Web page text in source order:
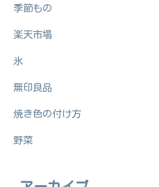
季節もの
楽天市場
氷
無印良品
焼き色の付け方
野菜